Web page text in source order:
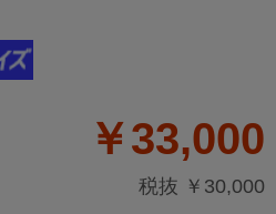
￥33,000
税抜 ￥30,000